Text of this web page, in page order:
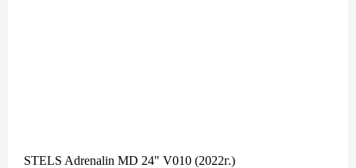
STELS Adrenalin MD 24" V010 (2022г.)